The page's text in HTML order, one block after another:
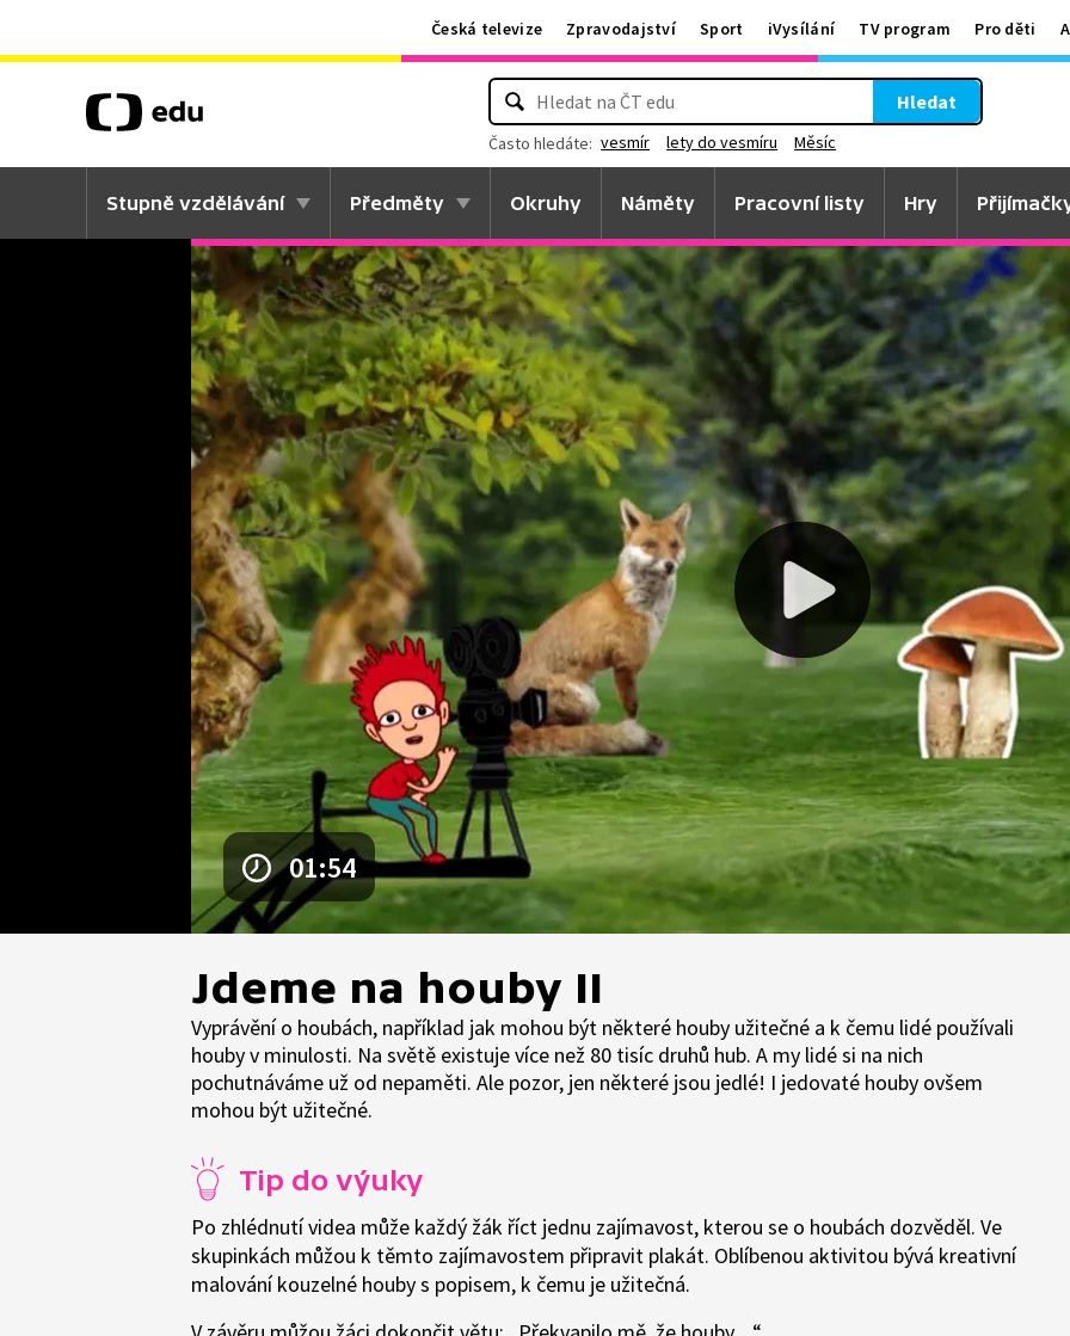
Česká televize Zpravodajství Sport iVysílání TV program Pro děti
Hledat
Často hledáte: vesmír lety do vesmíru Měsíc
Stupně vzdělávání Předměty Okruhy Náměty Pracovní listy Hry
01:54
Jdeme na houby II
Vyprávění o houbách, například jak mohou být některé houby užitečné a k čemu lidé používali
houby v minulosti. Na světě existuje více než 80 tisíc druhů hub. A my lidé si na nich
pochutnáváme už od nepaměti. Ale pozor, jen některé jsou jedlé! I jedovaté houby ovšem
mohou být užitečné.
Tip do výuky
Po zhlédnutí videa může každý žák říct jednu zajímavost, kterou se o houbách dozvěděl. Ve
skupinkách můžou k těmto zajímavostem připravit plakát. Oblíbenou aktivitou bývá kreativní
malování kouzelné houby s popisem, k čemu je užitečná.